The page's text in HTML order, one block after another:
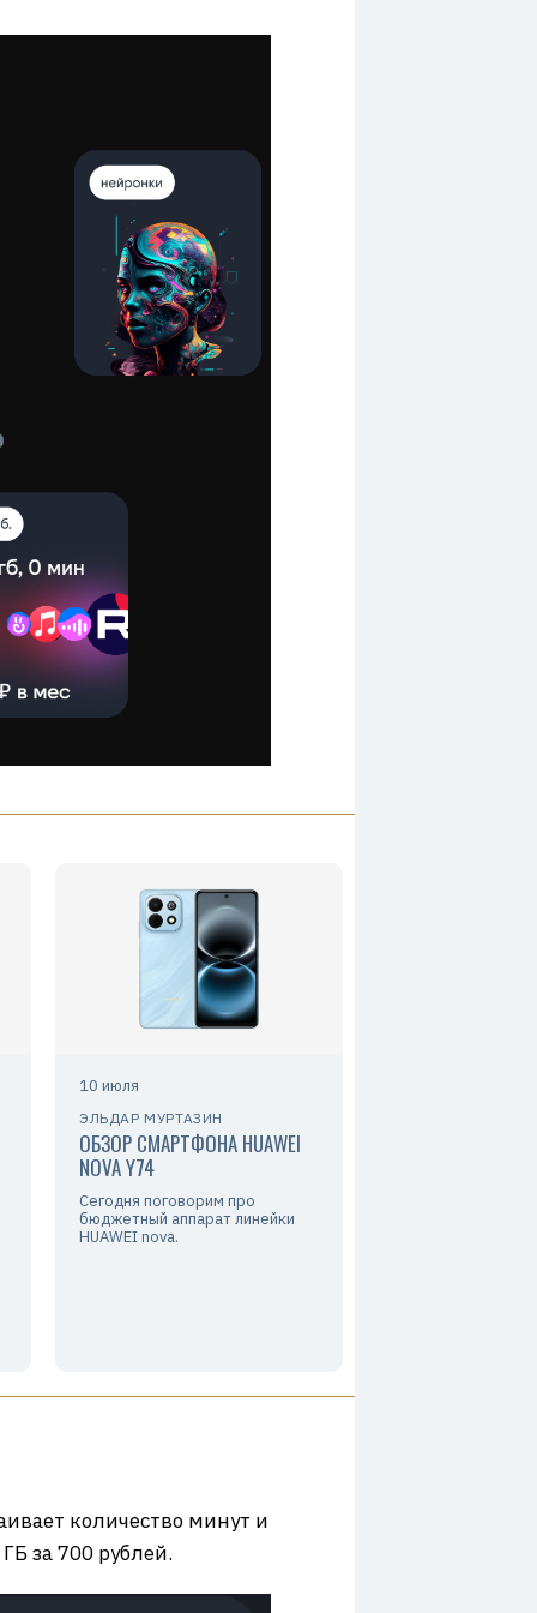
10 июля
ЭЛЬДАР МУРТАЗИН
ОБЗОР СМАРТФОНА HUAWEI
NOVA Y74
Сегодня поговорим про
бюджетный аппарат линейки
HUAWEI nova.
количество минут и
за 700 рублей.